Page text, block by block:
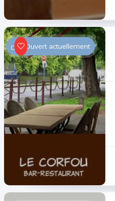
Équipements
Accepte la carte
bancaire
Alcool
Livres
Ascenseur
Proche métro
Ouvert actuellement